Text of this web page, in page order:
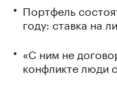
Портфель
году: ставка на
«С ним не
конфликте люди